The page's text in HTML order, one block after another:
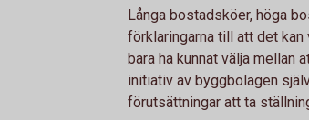
Långa bostadsköer, höga
förklaringarna till att det
bara ha kunnat välja mellan
initiativ av byggbolagen
förutsättningar att ta